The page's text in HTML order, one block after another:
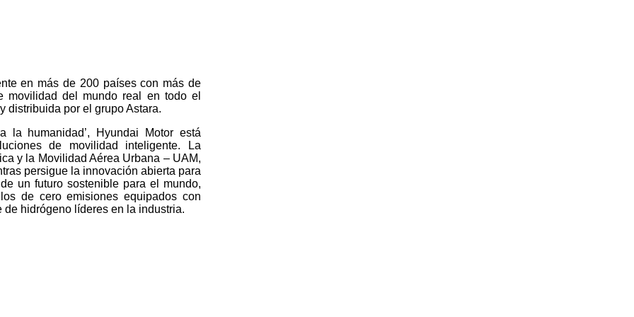
en más de 200 países con más de
movilidad del mundo real en todo el
distribuida por el grupo Astara.
humanidad’, Hyundai Motor está
de movilidad inteligente. La
y la Movilidad Aérea Urbana – UAM,
persigue la innovación abierta para
un futuro sostenible para el mundo,
de cero emisiones equipados con
hidrógeno líderes en la industria.